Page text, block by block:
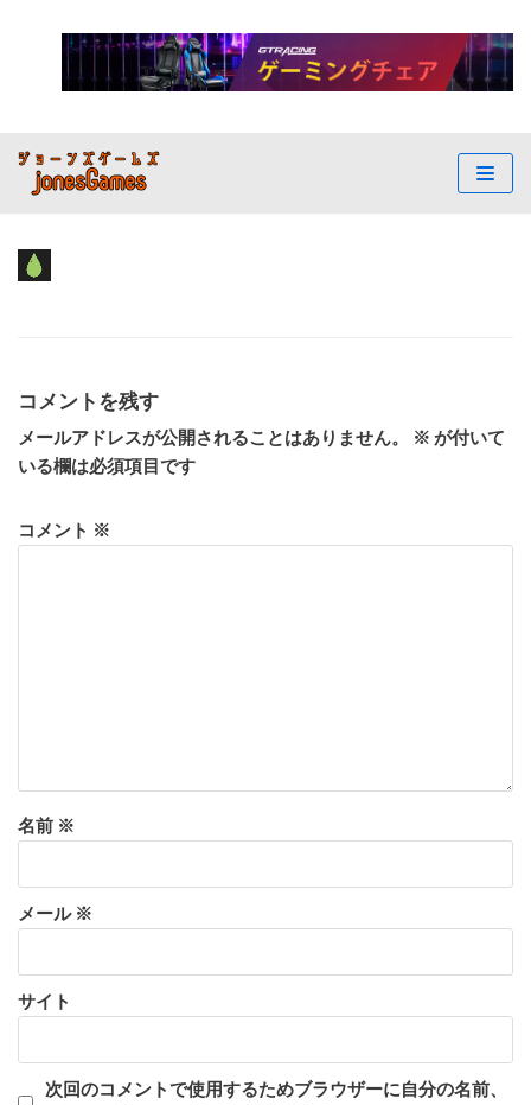
へ
ス
ッ
プ
コメントを残す
メールアドレスが公開されることはありません。 ※ が付いて
いる欄は必須項目です
コメント ※
名前 ※
メール ※
サイト
次回のコメントで使用するためブラウザーに自分の名前、